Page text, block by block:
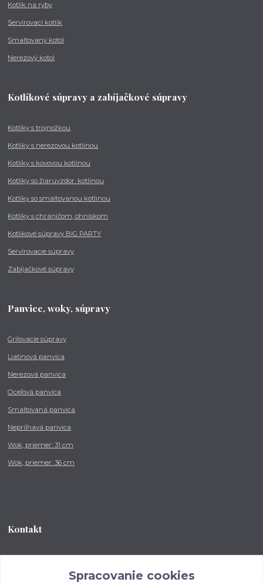
Kotlík na ryby
Servírovací kotlík
Smaltovaný kotol
Nerezový kotol
Kotlíkové súpravy a zabíjačkové súpravy
Kotlíky s trojnožkou
Kotlíky s nerezovou kotlinou
Kotlíky s kovovou kotlinou
Kotlíky so žiaruvzdor. kotlinou
Kotlíky so smaltovanou kotlinou
Kotlíky s chráničom, ohniskom
Kotlíkové súpravy BIG PARTY
Servírovacie súpravy
Zabíjačkové súpravy
Panvice, woky, súpravy
Grilovacie súpravy
Liatinová panvica
Nerezová panvica
Oceľová panvica
Smaltovaná panvica
Nepriľnavá panvica
Wok, priemer: 31 cm
Wok, priemer: 36 cm
Kontakt
od 8:00 - do 16:00 hodSpracovanie cookies